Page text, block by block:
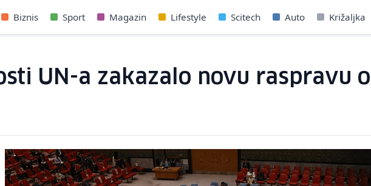
Biznis Sport Magazin Lifestyle Scitech Auto Križaljka
UN-a zakazalo novu raspravu